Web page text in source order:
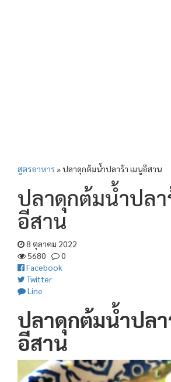
สูตรอาหาร»ปลาดุกต้มน้ำปลาร้า เมนูอีสาน
ปลาดุกต้มน้ำปลา
อีสาน
8 ตุลาคม 2022
5680
0
Facebook
Twitter
Line
ปลาดุกต้มน้ำปลา
อีสาน